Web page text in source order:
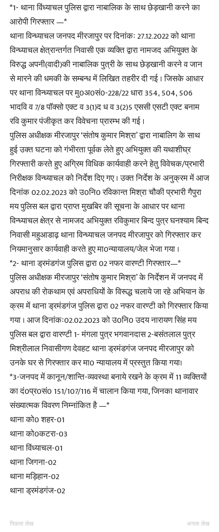
*1- थाना विंध्याचल पुलिस द्वारा नाबालिक के साथ छेड़खानी करने का
आरोपी गिरफ्तार —*
थाना विन्ध्याचल जनपद मीरजापुर पर दिनांकः 27.12.2022 को थाना
विन्ध्याचल क्षेत्रान्तर्गत निवासी एक व्यक्ति द्वारा नामजद अभियुक्त के
विरुद्ध अपनी(वादी)की नाबालिक पुत्री के साथ छेड़खानी करने व जान
से मारने की धमकी के सम्बन्ध में लिखित तहरीर दी गई । जिसके आधार
पर थाना विन्ध्याचल पर मु0अ0सं0-228/22 धारा 354, 504, 506
भादवि व 7/8 पॉक्सो एक्ट व 3(1)द ध व 3(2)5 एससी एसटी एक्ट बनाम
रवि कुमार पंजीकृत कर विवेचना प्रारम्भ की गई ।
पुलिस अधीक्षक मीरजापुर ‘संतोष कुमार मिश्रा’ द्वारा नाबालिग के साथ
हुई उक्त घटना को गंभीरता पूर्वक लेते हुए अभियुक्त की यथाशीघ्र
गिरफ्तारी करते हुए अग्रिम विधिक कार्यवाही करने हेतु विवेचक/प्रभारी
निरीक्षक विन्ध्याचल को निर्देश दिए गए । उक्त निर्देश के अनुक्रम में आज
दिनांक 02.02.2023 को उ0नि0 रविकान्त मिश्रा चौकी प्रभारी गैपुरा
मय पुलिस बल द्वारा प्राप्त मुखबिर की सूचना के आधार पर थाना
विन्ध्याचल क्षेत्र से नामजद अभियुक्त रविकुमार बिन्द पुत्र घनश्याम बिन्द
निवासी महुआडाढ़ थाना विन्ध्याचल जनपद मीरजापुर को गिरफ्तार कर
नियमानुसार कार्यवाही करते हुए मा0न्यायालय/जेल भेजा गया ।
*2- थाना ड्रमंडगंज पुलिस द्वारा 02 नफर वारण्टी गिरफ्तार—*
पुलिस अधीक्षक मीरजापुर ‘संतोष कुमार मिश्रा’ के निर्देशन में जनपद में
अपराध की रोकथाम एवं अपराधियों के विरूद्ध चलाये जा रहे अभियान के
क्रम में थाना ड्रमंडगंज पुलिस द्वारा 02 नफर वारण्टी को गिरफ्तार किया
गया । आज दिनांकः02.02.2023 को उ0नि0 उदय नारायण सिंह मय
पुलिस बल द्वारा वारण्टी 1- मंगला पुत्र भगवानदास 2-बसंतलाल पुत्र
मिश्रीलाल निवासीगण देवहट थाना ड्रमंडगंज जनपद मीरजापुर को
उनके घर से गिरफ्तार कर मा0 न्यायालय में प्रस्तुत किया गया।
*3-जनपद में कानून/शान्ति-व्यवस्था बनाये रखने के क्रम में 11 व्यक्तियों
का दं0प्र0सं0 151/107/116 में चालान किया गया, जिनका थानावार
संख्यात्मक विवरण निम्नांकित है —*
थाना को0 शहर-01
थाना को0कटरा-03
थाना विंध्याचल-01
थाना जिगना-02
थाना मड़िहान-02
थाना ड्रमंडगंज-02
पिछला लेख अगला लेख